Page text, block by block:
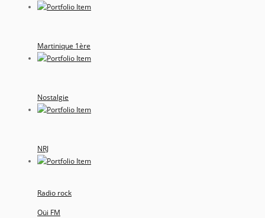
Martinique 1ère
Nostalgie
NRJ
Radio rock
Oüi FM